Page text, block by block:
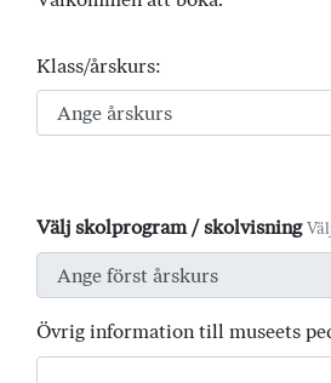
Klass/årskurs:
Välj skolprogram / skolvisning
Övrig information till museets